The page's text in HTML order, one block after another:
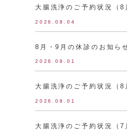
大腸洗浄のご予約状況（8
2026.08.04
8月・9月の休診のお知ら
2026.08.01
大腸洗浄のご予約状況（8
2026.08.01
大腸洗浄のご予約状況（7